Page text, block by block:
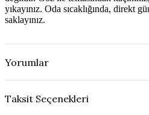
yıkayınız. Oda sıcaklığında, direkt
saklayınız.
Yorumlar
Taksit Seçenekleri